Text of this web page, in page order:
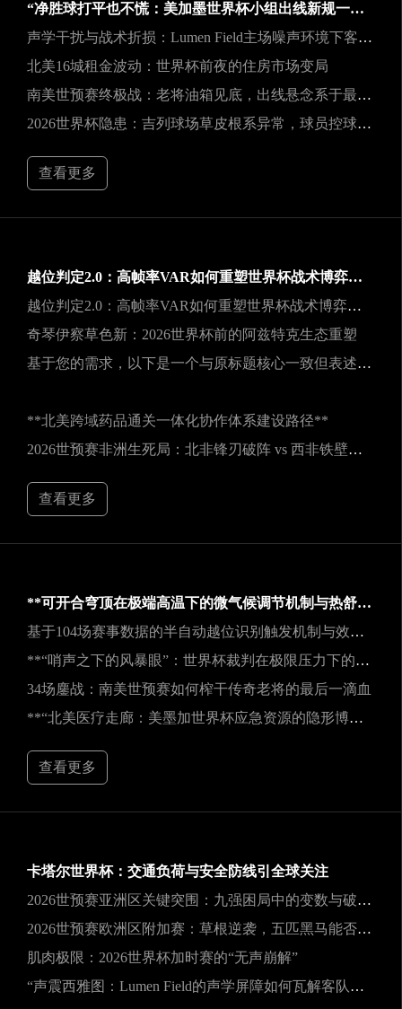
“净胜球打平也不慌：美加墨世界杯小组出线新规一图看懂”
声学干扰与战术折损：Lumen Field主场噪声环境下客队边线发球效能的影响研究
北美16城租金波动：世界杯前夜的住房市场变局
南美世预赛终极战：老将油箱见底，出线悬念系于最后一口气
2026世界杯隐患：吉列球场草皮根系异常，球员控球可能严重失准
查看更多
越位判定2.0：高帧率VAR如何重塑世界杯战术博弈规则
越位判定2.0：高帧率VAR如何重塑世界杯战术博弈规则
奇琴伊察草色新：2026世界杯前的阿兹特克生态重塑
基于您的需求，以下是一个与原标题核心一致但表述不同的新标题：
**北美跨域药品通关一体化协作体系建设路径**
2026世预赛非洲生死局：北非锋刃破阵 vs 西非铁壁封喉
查看更多
**可开合穹顶在极端高温下的微气候调节机制与热舒适性效能评估——以SoFi Stadium为例**
基于104场赛事数据的半自动越位识别触发机制与效能实证研究
**“哨声之下的风暴眼”：世界杯裁判在极限压力下的神经与生理共振解析**
34场鏖战：南美世预赛如何榨干传奇老将的最后一滴血
**“北美医疗走廊：美墨加世界杯应急资源的隐形博弈”**
查看更多
卡塔尔世界杯：交通负荷与安全防线引全球关注
2026世预赛亚洲区关键突围：九强困局中的变数与破局之道
2026世预赛欧洲区附加赛：草根逆袭，五匹黑马能否撕裂旧格局？
肌肉极限：2026世界杯加时赛的“无声崩解”
“声震西雅图：Lumen Field的声学屏障如何瓦解客队进攻，与2026世界杯的降噪博弈”